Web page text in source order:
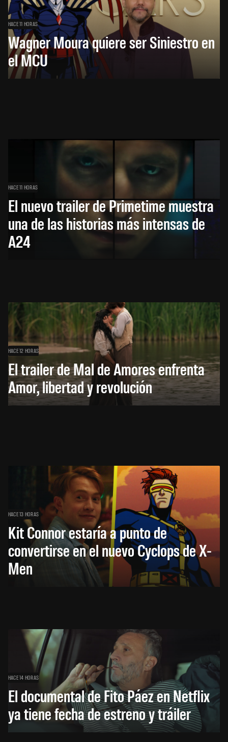
HACE 11 HORAS
Wagner Moura quiere ser Siniestro en
el MCU
HACE 11 HORAS
El nuevo trailer de Primetime muestra
una de las historias más intensas de
A24
HACE 12 HORAS
El trailer de Mal de Amores enfrenta
Amor, libertad y revolución
HACE 13 HORAS
Kit Connor estaría a punto de
convertirse en el nuevo Cyclops de X-
Men
HACE 14 HORAS
El documental de Fito Páez en Netflix
ya tiene fecha de estreno y tráiler